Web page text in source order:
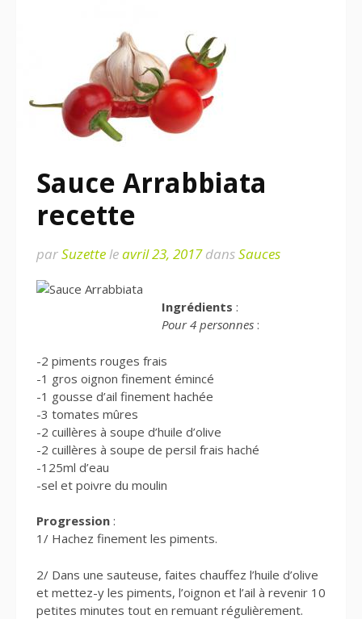
Sauce Arrabbiata
recette
parSuzetteleavril 23, 2017dansSauces
Ingrédients :
Pour 4 personnes:
-2 piments rouges frais
-1 gros oignon finement émincé
-1 gousse d’ail finement hachée
-3 tomates mûres
-2 cuillères à soupe d’huile d’olive
-2 cuillères à soupe de persil frais haché
-125ml d’eau
-sel et poivre du moulin
Progression :
1/ Hachez finement les piments.
2/ Dans une sauteuse, faites chauffez l’huile d’olive
et mettez-y les piments, l’oignon et l’ail à revenir 10
petites minutes tout en remuant régulièrement.